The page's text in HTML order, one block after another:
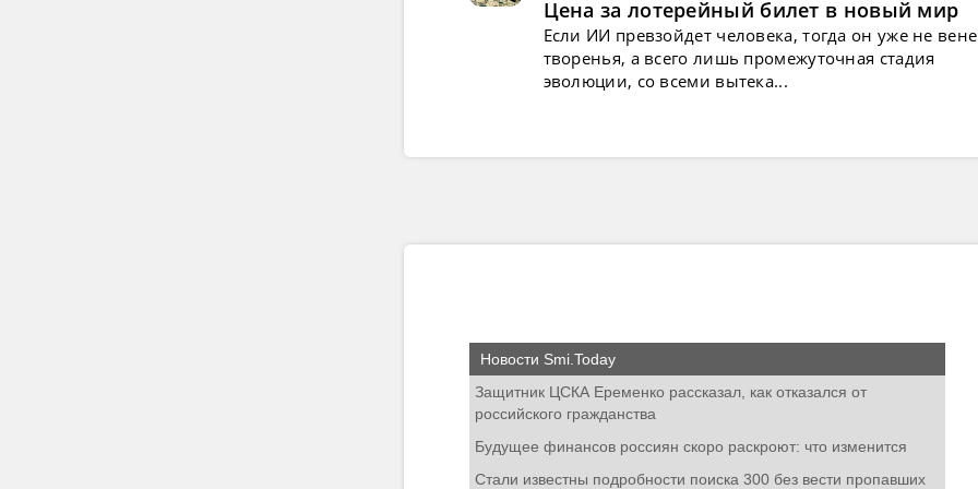
Цена за лотерейный билет в новый мир
Если ИИ превзойдет человека, тогда он уже не
творенья, а всего лишь промежуточная стадия
эволюции, со всеми вытека...